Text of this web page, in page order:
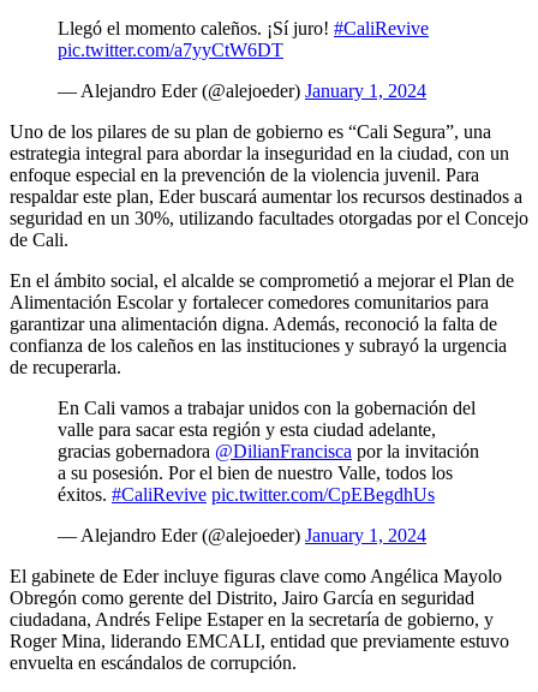
Llegó el momento caleños. ¡Sí juro! #CaliRevive
pic.twitter.com/a7yyCtW6DT
— Alejandro Eder (@alejoeder) January 1, 2024
Uno de los pilares de su plan de gobierno es “Cali Segura”, una
estrategia integral para abordar la inseguridad en la ciudad, con un
enfoque especial en la prevención de la violencia juvenil. Para
respaldar este plan, Eder buscará aumentar los recursos destinados a
seguridad en un 30%, utilizando facultades otorgadas por el Concejo
de Cali.
En el ámbito social, el alcalde se comprometió a mejorar el Plan de
Alimentación Escolar y fortalecer comedores comunitarios para
garantizar una alimentación digna. Además, reconoció la falta de
confianza de los caleños en las instituciones y subrayó la urgencia
de recuperarla.
En Cali vamos a trabajar unidos con la gobernación del
valle para sacar esta región y esta ciudad adelante,
gracias gobernadora @DilianFrancisca por la invitación
a su posesión. Por el bien de nuestro Valle, todos los
éxitos. #CaliRevive pic.twitter.com/CpEBegdhUs
— Alejandro Eder (@alejoeder) January 1, 2024
El gabinete de Eder incluye figuras clave como Angélica Mayolo
Obregón como gerente del Distrito, Jairo García en seguridad
ciudadana, Andrés Felipe Estaper en la secretaría de gobierno, y
Roger Mina, liderando EMCALI, entidad que previamente estuvo
envuelta en escándalos de corrupción.